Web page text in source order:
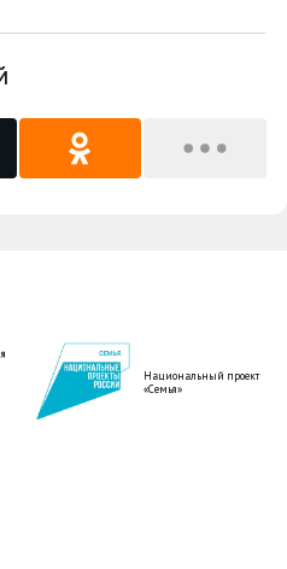
Национальный проект
«Семья»